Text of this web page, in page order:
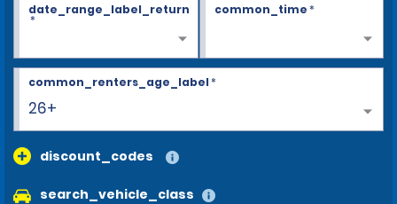
date_range_label_return
*
common_time*
26+
common_renters_age_label*
discount_codes
search_vehicle_class